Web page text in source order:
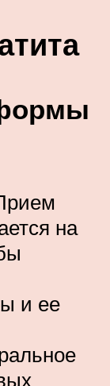
на
и ее